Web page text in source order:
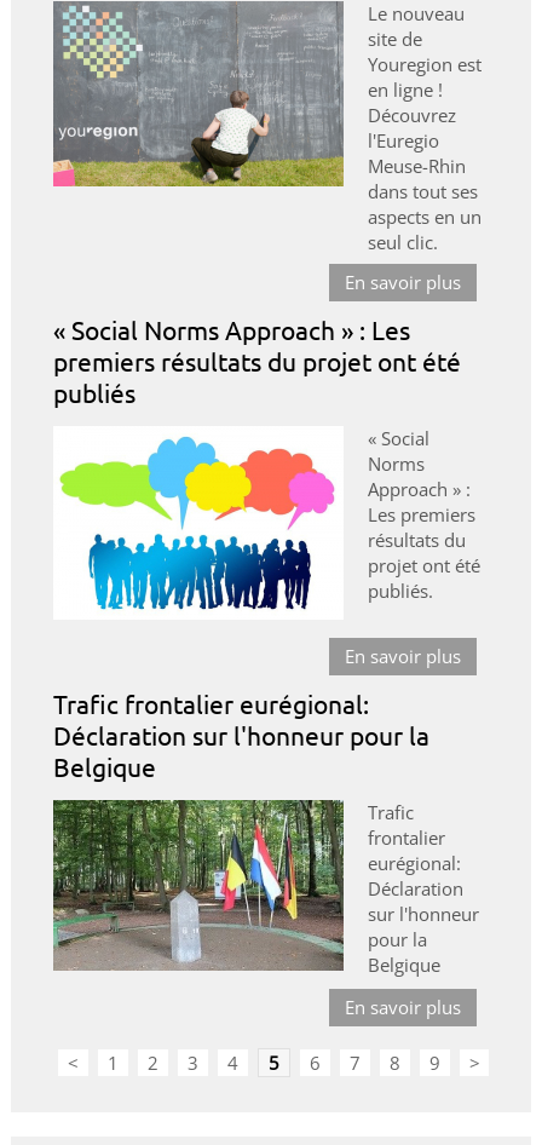
Le nouveau
site de
Youregion est
en ligne !
Découvrez
l'Euregio
Meuse-Rhin
dans tout ses
aspects en un
seul clic.
En savoir plus
« Social Norms Approach » : Les
premiers résultats du projet ont été
publiés
« Social
Norms
Approach » :
Les premiers
résultats du
projet ont été
publiés.
En savoir plus
Trafic frontalier eurégional:
Déclaration sur l'honneur pour la
Belgique
Trafic
frontalier
eurégional:
Déclaration
sur l'honneur
pour la
Belgique
En savoir plus
< 1 2 3 4 5 6 7 8 9 >